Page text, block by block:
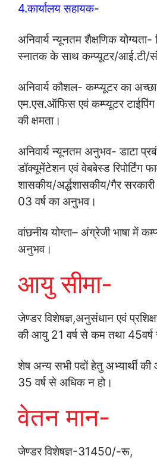
4.कार्यालय सहायक-
अनिवार्य न्‍यूनतम शैक्षणिक योग्‍यता-
स्‍नातक के साथ कम्‍प्‍यूटर/आई.टी/
अनिवार्य कौशल- कम्‍प्‍यूटर का
एम.एस.ऑफिस एवं कम्‍प्‍यूटर टाईपिंग
की क्षमता।
अनिवार्य न्‍यूनतम अनुभव- डाटा
डॉक्‍यूमेंटेशन एवं वेबबेस्‍ड रिपोर्टिंग
शासकीय/अर्द्धशासकीय/गैर
03 वर्ष का अनुभव।
वांछनीय योग्‍ता– अंग्रेजी भाषा में
अनुभव।
आयु सीमा-
जेण्‍डर विशेषज्ञ,अनुसंधान एवं
की आयु 21 वर्ष से कम तथा
शेष अन्‍य सभी पदों हेतु अभ्‍या‍र्थी
35 वर्ष से अधिक न हो।
वेतन मान-
जेण्‍डर विशेषज्ञ-31450/-रू,